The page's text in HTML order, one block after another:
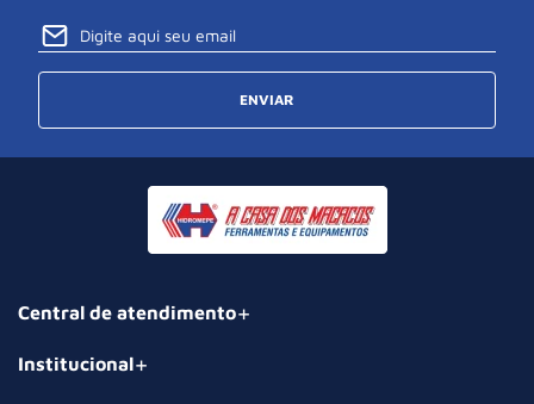
ENVIAR
Central de atendimento
Institucional